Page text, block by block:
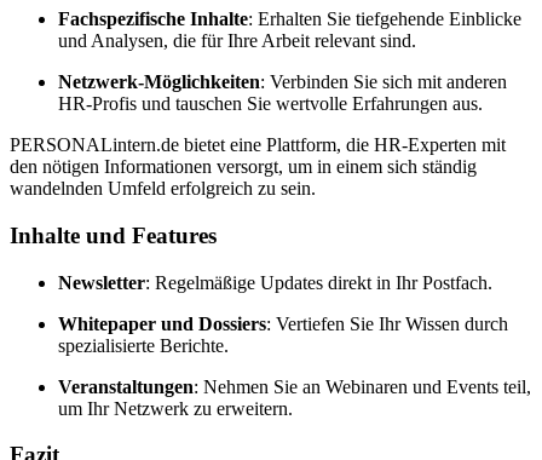
Fachspezifische Inhalte: Erhalten Sie tiefgehende Einblicke
und Analysen, die für Ihre Arbeit relevant sind.
Netzwerk-Möglichkeiten: Verbinden Sie sich mit anderen
HR-Profis und tauschen Sie wertvolle Erfahrungen aus.
PERSONALintern.de bietet eine Plattform, die HR-Experten mit
den nötigen Informationen versorgt, um in einem sich ständig
wandelnden Umfeld erfolgreich zu sein.
Inhalte und Features
Newsletter: Regelmäßige Updates direkt in Ihr Postfach.
Whitepaper und Dossiers: Vertiefen Sie Ihr Wissen durch
spezialisierte Berichte.
Veranstaltungen: Nehmen Sie an Webinaren und Events teil,
um Ihr Netzwerk zu erweitern.
Fazit